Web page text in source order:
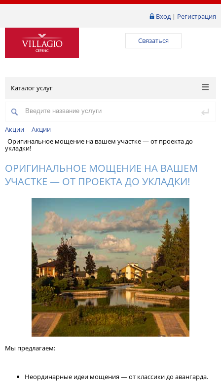
Вход| Регистрация
Связаться
Каталог услуг
Акции
Акции
Оригинальное мощение на вашем участке — от проекта до
укладки!
ОРИГИНАЛЬНОЕ МОЩЕНИЕ НА ВАШЕМ
УЧАСТКЕ — ОТ ПРОЕКТА ДО УКЛАДКИ!
Мы предлагаем:
Неординарные идеи мощения — от классики до авангарда.